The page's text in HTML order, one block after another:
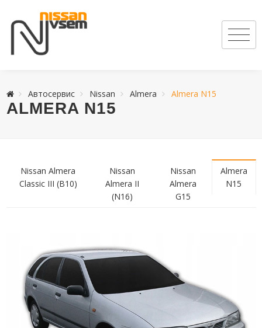
Автосервис Nissan Almera Almera N15
ALMERA N15
Nissan Almera
Classic III (B10)
Nissan
Almera II
(N16)
Nissan
Almera
G15
Almera
N15